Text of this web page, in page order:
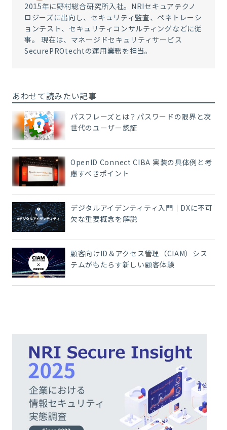
2015年に野村総合研究所入社。NRIセキュアテクノ
ロジーズに出向し、セキュリティ監査、ペネトレーシ
ョンテスト、セキュリティコンサルティングなどに従
事。 現在は、マネージドセキュリティサービス
SecurePROtechtの運用業務を担当。
あわせて読みたい記事
パスフレーズとは？パスワードの限界と次
世代のユーザー認証
OpenID Connect CIBA 実装の具体例と考
慮すべきポイント
デジタルアイデンティティ入門｜DXに不可
欠な重要概念を解説
顧客向けID＆アクセス管理（CIAM）シス
テムがもたらす新しい顧客体験